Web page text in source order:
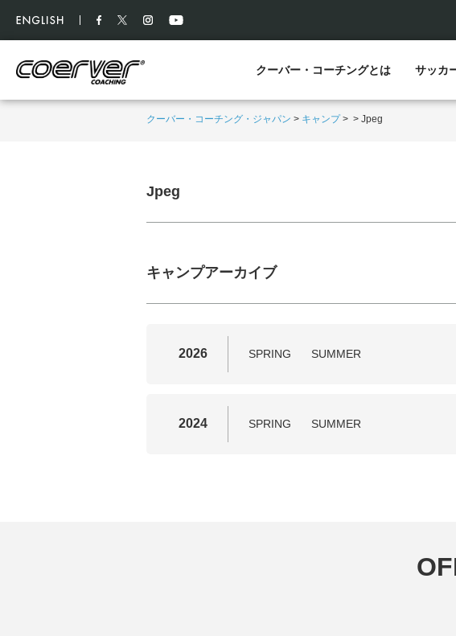
クーバー・コーチングとは サッカ
クーバー・コーチング・ジャパン > キャンプ> > Jpeg
Jpeg
キャンプアーカイブ
2026 SPRING SUMMER
2024 SPRING SUMMER